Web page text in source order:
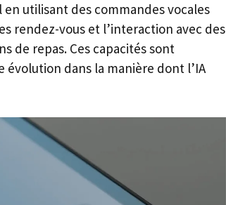
en utilisant des commandes vocales
rendez-vous et l’interaction avec des
de repas. Ces capacités sont
dans la manière dont l’IA